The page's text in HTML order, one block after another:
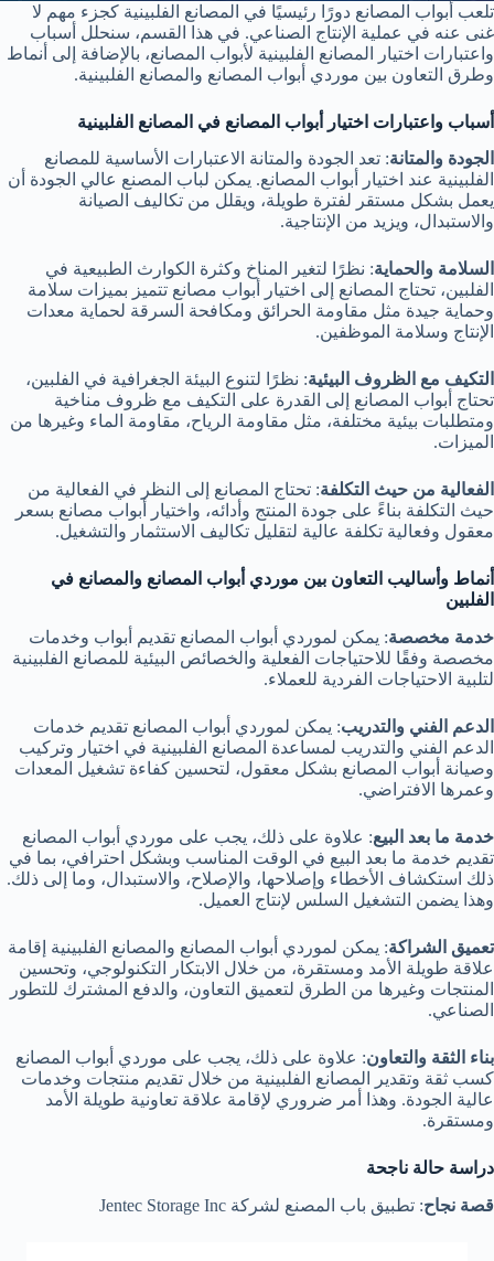
تلعب أبواب المصانع دورًا رئيسيًا في المصانع الفلبينية كجزء مهم لا
غنى عنه في عملية الإنتاج الصناعي. في هذا القسم، سنحلل أسباب
واعتبارات اختيار المصانع الفلبينية لأبواب المصانع، بالإضافة إلى أنماط
وطرق التعاون بين موردي أبواب المصانع والمصانع الفلبينية.
أسباب واعتبارات اختيار أبواب المصانع في المصانع الفلبينية
الجودة والمتانة: تعد الجودة والمتانة الاعتبارات الأساسية للمصانع
الفلبينية عند اختيار أبواب المصانع. يمكن لباب المصنع عالي الجودة أن
يعمل بشكل مستقر لفترة طويلة، ويقلل من تكاليف الصيانة
والاستبدال، ويزيد من الإنتاجية.
السلامة والحماية: نظرًا لتغير المناخ وكثرة الكوارث الطبيعية في
الفلبين، تحتاج المصانع إلى اختيار أبواب مصانع تتميز بميزات سلامة
وحماية جيدة مثل مقاومة الحرائق ومكافحة السرقة لحماية معدات
الإنتاج وسلامة الموظفين.
التكيف مع الظروف البيئية: نظرًا لتنوع البيئة الجغرافية في الفلبين،
تحتاج أبواب المصانع إلى القدرة على التكيف مع ظروف مناخية
ومتطلبات بيئية مختلفة، مثل مقاومة الرياح، مقاومة الماء وغيرها من
الميزات.
الفعالية من حيث التكلفة: تحتاج المصانع إلى النظر في الفعالية من
حيث التكلفة بناءً على جودة المنتج وأدائه، واختيار أبواب مصانع بسعر
معقول وفعالية تكلفة عالية لتقليل تكاليف الاستثمار والتشغيل.
أنماط وأساليب التعاون بين موردي أبواب المصانع والمصانع في
الفلبين
خدمة مخصصة: يمكن لموردي أبواب المصانع تقديم أبواب وخدمات
مخصصة وفقًا للاحتياجات الفعلية والخصائص البيئية للمصانع الفلبينية
لتلبية الاحتياجات الفردية للعملاء.
الدعم الفني والتدريب: يمكن لموردي أبواب المصانع تقديم خدمات
الدعم الفني والتدريب لمساعدة المصانع الفلبينية في اختيار وتركيب
وصيانة أبواب المصانع بشكل معقول، لتحسين كفاءة تشغيل المعدات
وعمرها الافتراضي.
خدمة ما بعد البيع: علاوة على ذلك، يجب على موردي أبواب المصانع
تقديم خدمة ما بعد البيع في الوقت المناسب وبشكل احترافي، بما في
ذلك استكشاف الأخطاء وإصلاحها، والإصلاح، والاستبدال، وما إلى ذلك.
وهذا يضمن التشغيل السلس لإنتاج العميل.
تعميق الشراكة: يمكن لموردي أبواب المصانع والمصانع الفلبينية إقامة
علاقة طويلة الأمد ومستقرة، من خلال الابتكار التكنولوجي، وتحسين
المنتجات وغيرها من الطرق لتعميق التعاون، والدفع المشترك للتطور
الصناعي.
بناء الثقة والتعاون: علاوة على ذلك، يجب على موردي أبواب المصانع
كسب ثقة وتقدير المصانع الفلبينية من خلال تقديم منتجات وخدمات
عالية الجودة. وهذا أمر ضروري لإقامة علاقة تعاونية طويلة الأمد
ومستقرة.
دراسة حالة ناجحة
قصة نجاح: تطبيق باب المصنع لشركة Jentec Storage Inc